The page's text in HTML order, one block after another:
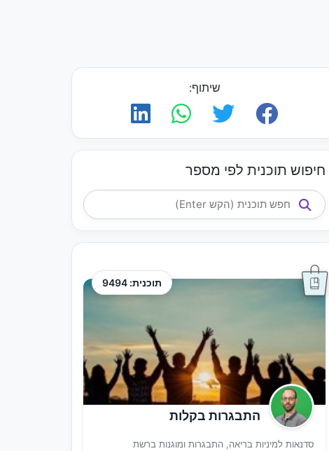
שיתוף:
חיפוש תוכנית לפי מספר
תוכנית: 9494
התבגרות בקלות
סדנאות למיניות בריאה, התבגרות ומוגנות ברשת